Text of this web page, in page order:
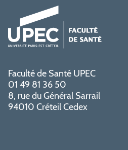
Faculté de Santé UPEC
01 49 81 36 50
8, rue du Général Sarrail
94010 Créteil Cedex